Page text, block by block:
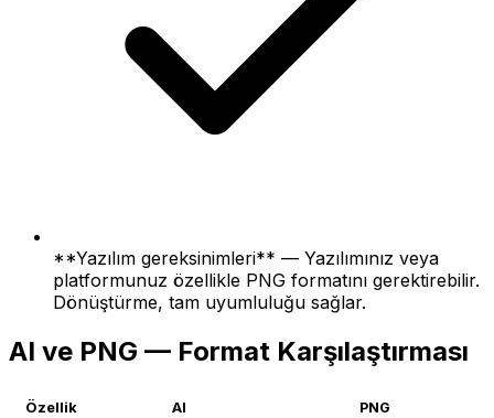
**Yazılım gereksinimleri** — Yazılımınız veya
platformunuz özellikle PNG formatını gerektirebilir.
Dönüştürme, tam uyumluluğu sağlar.
AI ve PNG — Format Karşılaştırması
Özellik AI PNG